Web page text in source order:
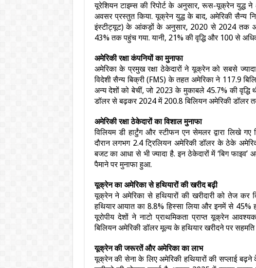
यूरेशियन टाइम्स की रिपोर्ट के अनुसार, रूस-यूक्रेन युद्ध ने
अवसर प्रस्तुत किया. यूक्रेन युद्ध के बाद, अमेरिकी सैन्य
इंस्टीट्यूट) के आंकड़ों के अनुसार, 2020 से 2024 तक
43% तक पहुंच गया. यानी, 21% की वृद्धि और 100 से अधिक
अमेरिकी रक्षा कंपनियों का मुनाफा
अमेरिका के प्रमुख रक्षा ठेकेदारों ने यूक्रेन को सबसे
विदेशी सैन्य बिक्री (FMS) के तहत अमेरिका ने 117.9
अन्य देशों को बेचीं, जो 2023 के मुकाबले 45.7% की
डॉलर से बढ़कर 2024 में 200.8 बिलियन अमेरिकी डॉलर तक
अमेरिकी रक्षा ठेकेदारों का विशाल मुनाफा
विलियम डी हार्टुंग और स्टीफन एन सेमलर द्वारा लिखे
दौरान लगभग 2.4 ट्रिलियन अमेरिकी डॉलर के ठेके
बजट का आधा से भी ज्यादा है. इन ठेकेदारों में ‘बिग फाइव’
पैमाने पर मुनाफा हुआ.
यूक्रेन का अमेरिका से हथियारों की खरीद बढ़ी
यूक्रेन ने अमेरिका से हथियारों की खरीदारी को तेज
हथियार आयात का 8.8% हिस्सा लिया और इनमें से 45%
यूरोपीय देशों ने नाटो प्राथमिकता प्राप्त यूक्रेन
बिलियन अमेरिकी डॉलर मूल्य के हथियार खरीदने पर सहमति
यूक्रेन की जरूरतें और अमेरिका का लाभ
यूक्रेन की सेना के लिए अमेरिकी हथियारों की सप्लाई